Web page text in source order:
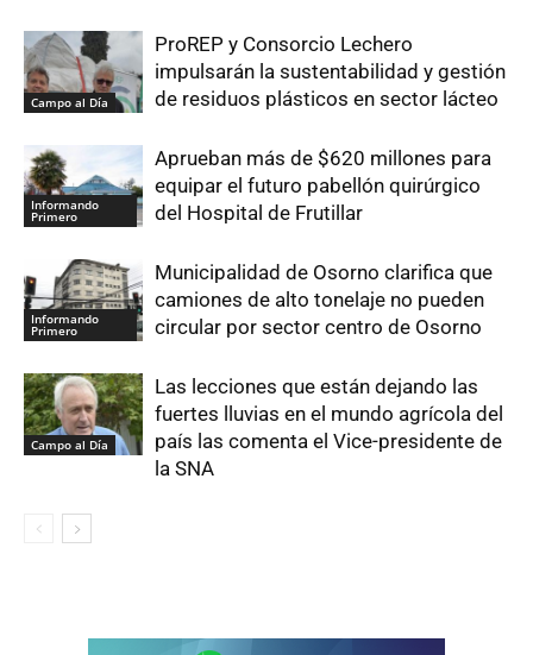
Campo al Día
ProREP y Consorcio Lechero
impulsarán la sustentabilidad y gestión
de residuos plásticos en sector lácteo
Informando
Primero
Aprueban más de $620 millones para
equipar el futuro pabellón quirúrgico
del Hospital de Frutillar
Informando
Primero
Municipalidad de Osorno clarifica que
camiones de alto tonelaje no pueden
circular por sector centro de Osorno
Campo al Día
Las lecciones que están dejando las
fuertes lluvias en el mundo agrícola del
país las comenta el Vice-presidente de
la SNA